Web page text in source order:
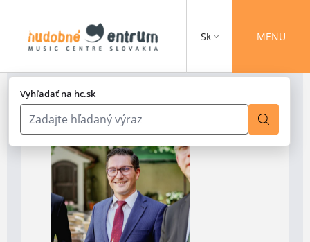
Vyhľadať na hc.sk
Sk MENU